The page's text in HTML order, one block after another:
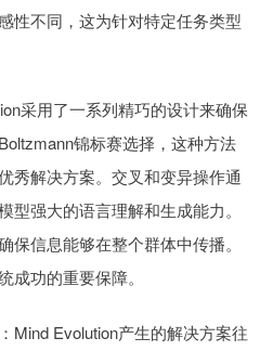
性不同，这为针对特定任务类型
采用了一系列精巧的设计来确保
锦标赛选择，这种方法
秀解决方案。交叉和变异操作通
强大的语言理解和生成能力。
保信息能够在整个群体中传播。
成功的重要保障。
Mind Evolution产生的解决方案往